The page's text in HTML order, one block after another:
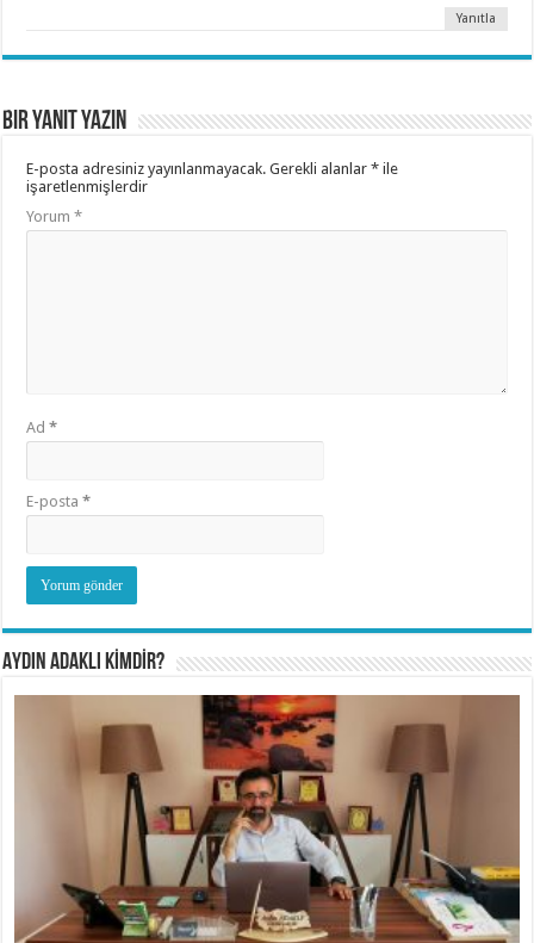
Yanıtla
Bir yanıt yazın
E-posta adresiniz yayınlanmayacak. Gerekli alanlar* ile
işaretlenmişlerdir
Yorum*
Ad*
E-posta*
AYDIN ADAKLI KİMDİR?